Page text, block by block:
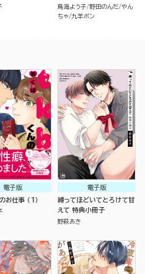
鳥海よう子 野田のんだ やん
ちゃ 九羊ボン
電子版
仕事 （1）
電子版
縛ってほどいてとろけて甘
えて 特典小冊子
野萩あき